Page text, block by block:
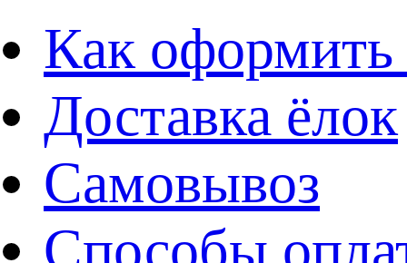
Как оформить
Доставка ёлок
Самовывоз
Способы